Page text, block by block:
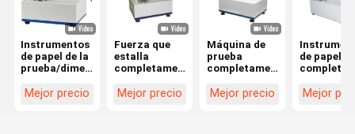
Instrumentos
de papel de la
prueba/dimensión
445×425×525m
Mejor precio
Fuerza que
estalla
completamente
de LIYI de la
Mejor precio
Máquina de
prueba
completamente
de la fuerza
Mejor precio
de papel
de la
Mejor